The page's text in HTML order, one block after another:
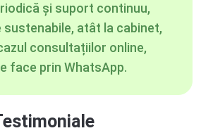
și suport continuu,
atât la cabinet,
consultațiilor online,
face prin WhatsApp.